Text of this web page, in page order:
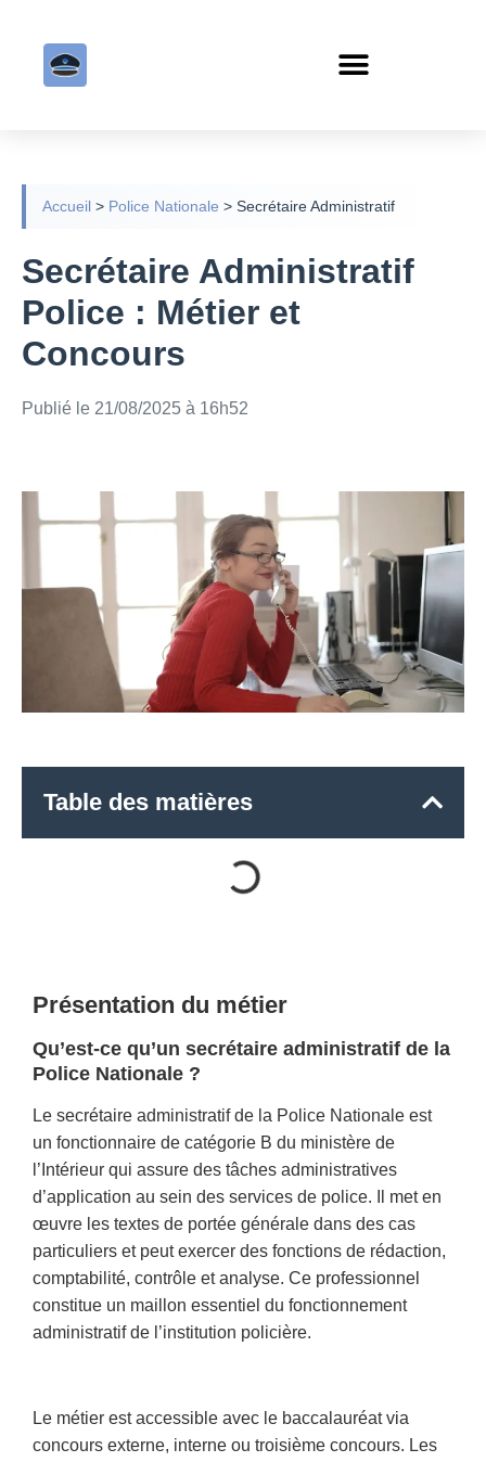
Accueil > Police Nationale > Secrétaire Administratif
Secrétaire Administratif
Police : Métier et
Concours
Publié le 21/08/2025 à 16h52
Table des matières
Présentation du métier
Qu’est-ce qu’un secrétaire administratif de la
Police Nationale ?
Le secrétaire administratif de la Police Nationale est
un fonctionnaire de catégorie B du ministère de
l’Intérieur qui assure des tâches administratives
d’application au sein des services de police. Il met en
œuvre les textes de portée générale dans des cas
particuliers et peut exercer des fonctions de rédaction,
comptabilité, contrôle et analyse. Ce professionnel
constitue un maillon essentiel du fonctionnement
administratif de l’institution policière.
Le métier est accessible avec le baccalauréat via
concours externe, interne ou troisième concours. Les